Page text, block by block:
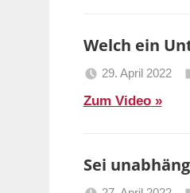
Welch ein
29. April 2022
Zum Video
Sei